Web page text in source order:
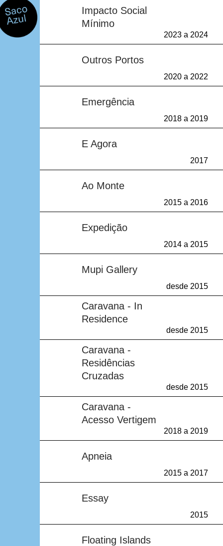
Impacto Social
Mínimo
2023 a 2024
Sem resultados
Outros Portos
2020 a 2022
Sem resultados
Emergência
2018 a 2019
Sem resultados
E Agora
2017
Sem resultados
Ao Monte
2015 a 2016
Sem resultados
Expedição
2014 a 2015
Sem resultados
Mupi Gallery
desde 2015
Sem resultados
Caravana - In
Residence
desde 2015
Sem resultados
Caravana -
Residências
Cruzadas
desde 2015
Sem resultados
Caravana -
Acesso Vertigem
2018 a 2019
Sem resultados
Apneia
2015 a 2017
Sem resultados
Essay
2015
Sem resultados
Floating Islands